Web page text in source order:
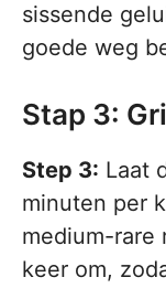
sissende
goede weg
Stap 3:
Step 3: Laat
minuten per
medium-rare
keer om,